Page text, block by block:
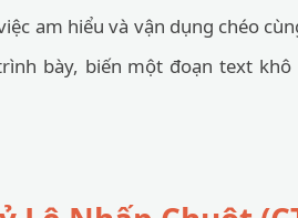
am hiểu và vận dụng chéo
bày, biến một đoạn text